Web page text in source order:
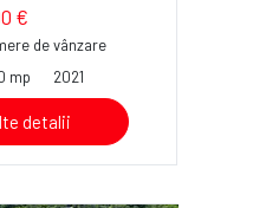
€
de vânzare
mp 2021
detalii